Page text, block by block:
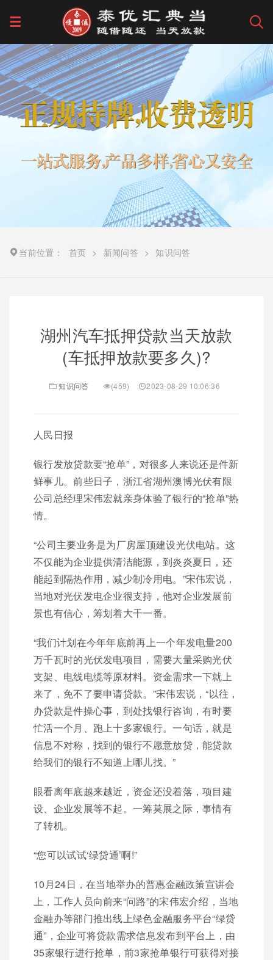
当前位置： 首页 > 新闻问答 > 知识问答
湖州汽车抵押贷款当天放款
(车抵押放款要多久)?
知识问答 (459) 2023-08-29 10:06:36
人民日报
银行发放贷款要“抢单”，对很多人来说还是件新
鲜事儿。前些日子，浙江省湖州澳博光伏有限
公司总经理宋伟宏就亲身体验了银行的“抢单”热
情。
“公司主要业务是为厂房屋顶建设光伏电站。这
不仅能为企业提供清洁能源，到炎炎夏日，还
能起到隔热作用，减少制冷用电。”宋伟宏说，
当地对光伏发电企业很支持，他对企业发展前
景也有信心，筹划着大干一番。
“我们计划在今年年底前再上一个年发电量200
万千瓦时的光伏发电项目，需要大量采购光伏
支架、电线电缆等原材料。资金需求一下就上
来了，免不了要申请贷款。”宋伟宏说，“以往，
办贷款是件操心事，到处找银行咨询，有时要
忙活一个月、跑上十多家银行。一句话，就是
信息不对称，找到的银行不愿意放贷，能贷款
给我们的银行不知道上哪儿找。”
眼看离年底越来越近，资金还没着落，项目建
设、企业发展等不起。一筹莫展之际，事情有
了转机。
“您可以试试‘绿贷通’啊!”
10月24日，在当地举办的普惠金融政策宣讲会
上，工作人员向前来“问路”的宋伟宏介绍，当地
金融办等部门推出线上绿色金融服务平台“绿贷
通”，企业可将贷款需求信息发布到平台上，由
35家银行进行抢单，前3家抢单银行可获得对接